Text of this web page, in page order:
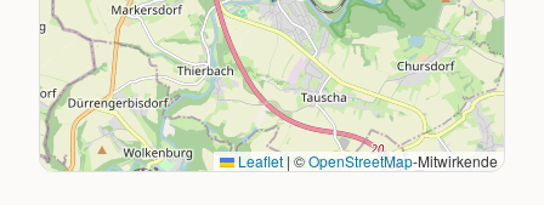
Leaflet | ©OpenStreetMap-Mitwirkende